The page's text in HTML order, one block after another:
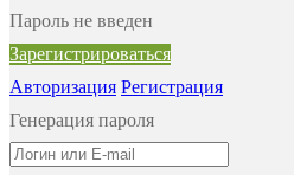
Пароль не введен
Зарегистрироваться
Авторизация Регистрация
Генерация пароля